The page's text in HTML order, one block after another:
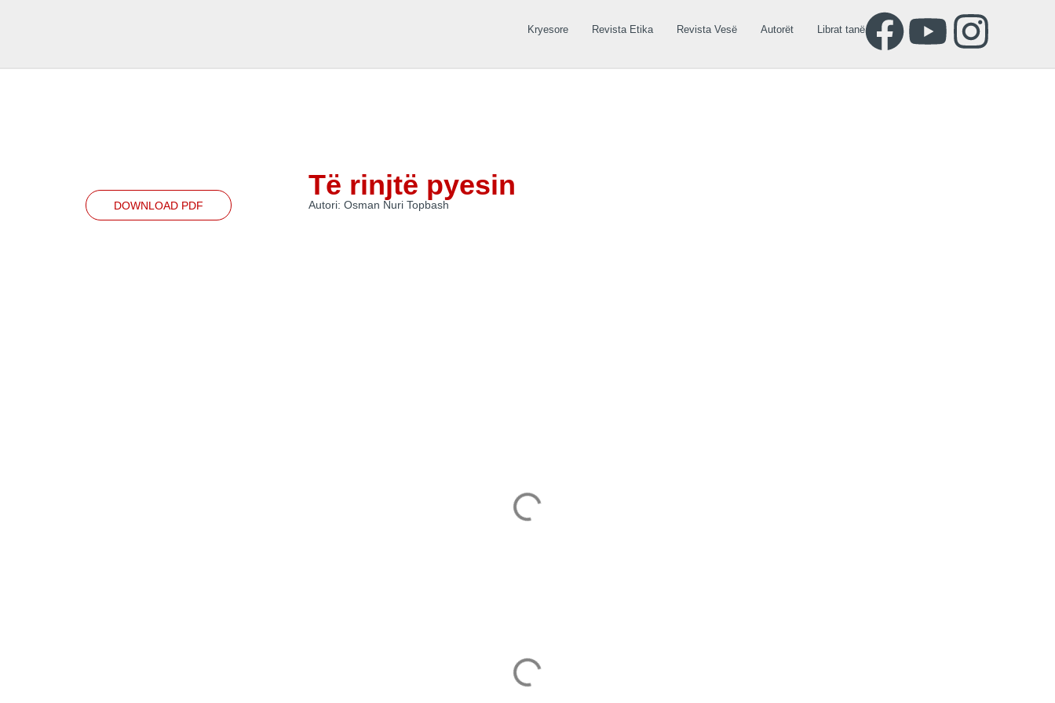
Kryesore Revista Etika Revista Vesë Autorët Librat tanë
DOWNLOAD PDF
Të rinjtë pyesin
Autori: Osman Nuri Topbash